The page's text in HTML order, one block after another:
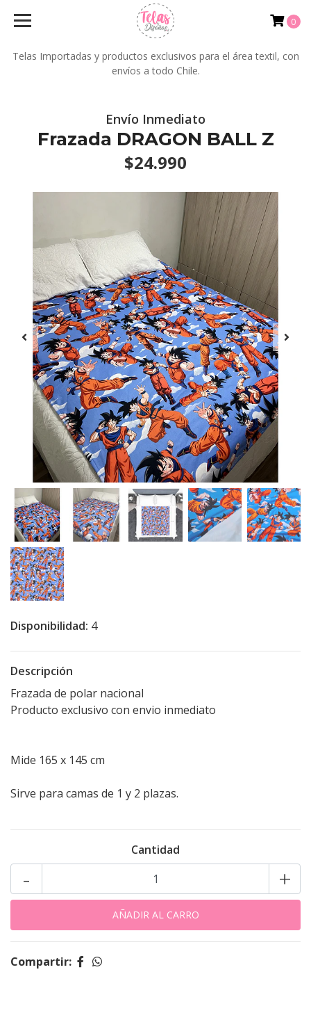
Telas Importadas y productos exclusivos para el área textil, con
envíos a todo Chile.
0
Envío Inmediato
Frazada DRAGON BALL Z
$24.990
Disponibilidad: 4
Descripción
Frazada de polar nacional
Producto exclusivo con envio inmediato
Mide 165 x 145 cm
Sirve para camas de 1 y 2 plazas.
Cantidad
+
-
Compartir: